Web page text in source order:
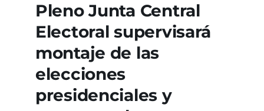
Pleno Junta Central
Electoral supervisará
montaje de las
elecciones
presidenciales y